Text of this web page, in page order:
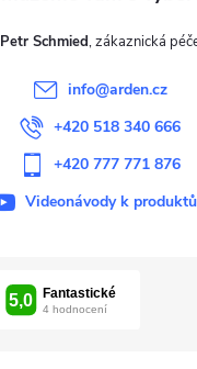
Petr Schmied
info@arden.cz
+420 518 340 666
+420 777 771 876
Videonávody k